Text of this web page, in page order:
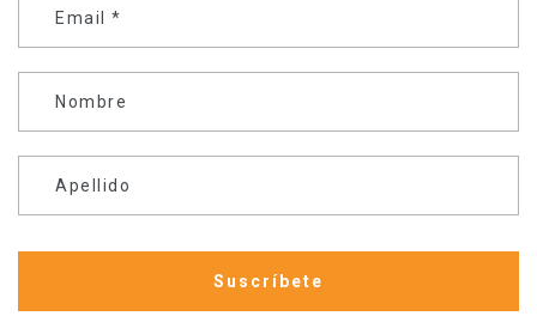
Email *
Nombre
Apellido